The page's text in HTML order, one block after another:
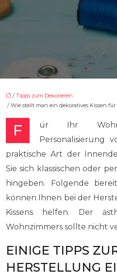
/ Tipps zum Dekorieren
/ Wie stellt man ein dekoratives Kissen
Für Ihr Wohnzimmer gilt die
Personalisierung
praktische Art der
Sie sich klassischen oder
hingeben. Folgende
können Ihnen bei der
Kissens helfen. Der
Wohnzimmers sollte nicht
EINIGE TIPPS
HERSTELLUNG